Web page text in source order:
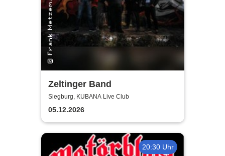
Zeltinger Band
Siegburg, KUBANA Live Club
05.12.2026
20:30 Uhr